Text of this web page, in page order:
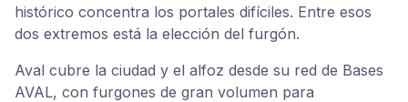
histórico concentra los portales difíciles. Entre esos
dos extremos está la elección del furgón.
Aval cubre la ciudad y el alfoz desde su red de Bases
AVAL, con furgones de gran volumen para